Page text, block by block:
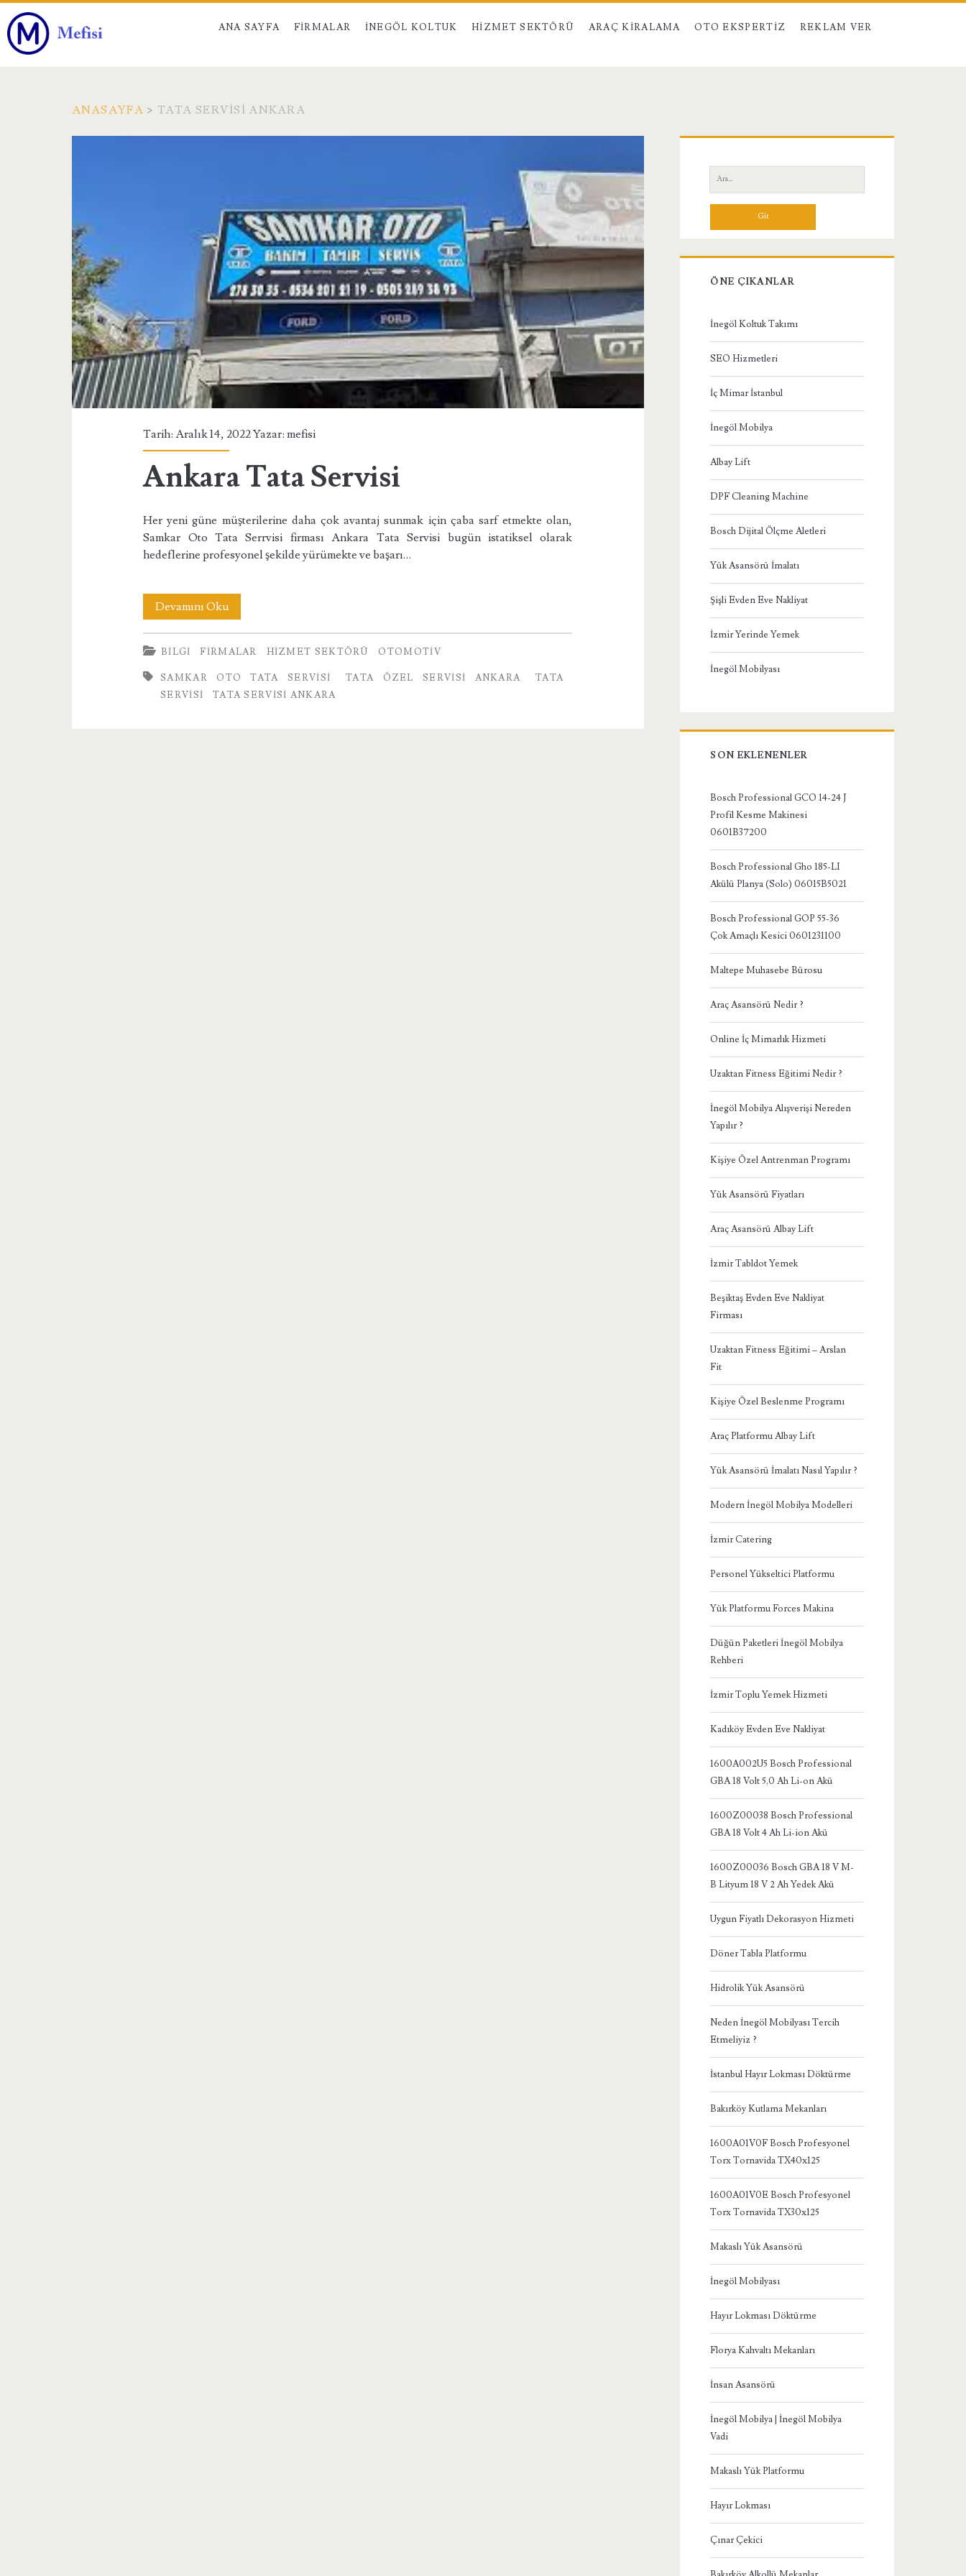
ANA SAYFA FIRMALAR İNEGÖL KOLTUK HIZMET SEKTÖRÜ ARAÇ KIRALAMA OTO EKSPERTIZ REKLAM VER
ANASAYFA > TATA SERVISI ANKARA
servisi
ankara</span>
Tarih: Aralık 14, 2022 Yazar:mefisi
Ankara Tata Servisi
Her yeni güne müşterilerine daha çok avantaj sunmak için çaba sarf etmekte olan,
Samkar Oto Tata Serrvisi firması Ankara Tata Servisi bugün istatiksel olarak
hedeflerine profesyonel şekilde yürümekte ve başarı…
Devamını OkuAnkara
Tata
Servisi
BILGI FIRMALAR HIZMET SEKTÖRÜ OTOMOTIV
SAMKAR OTO TATA SERVISI TATA ÖZEL SERVISI ANKARA
TATA
SERVISI
TATA SERVISI ANKARA
Yan
Menü
Ara:
ÖNE ÇIKANLAR
İnegöl Koltuk Takımı
SEO Hizmetleri
İç Mimar İstanbul
İnegöl Mobilya
Albay Lift
DPF Cleaning Machine
Bosch Dijital Ölçme Aletleri
Yük Asansörü İmalatı
Şişli Evden Eve Nakliyat
İzmir Yerinde Yemek
İnegöl Mobilyası
SON EKLENENLER
Bosch Professional GCO 14-24 J
Profil Kesme Makinesi
0601B37200
Bosch Professional Gho 185-LI
Akülü Planya (Solo) 06015B5021
Bosch Professional GOP 55-36
Çok Amaçlı Kesici 0601231100
Maltepe Muhasebe Bürosu
Araç Asansörü Nedir ?
Online İç Mimarlık Hizmeti
Uzaktan Fitness Eğitimi Nedir ?
İnegöl Mobilya Alışverişi Nereden
Yapılır ?
Kişiye Özel Antrenman Programı
Yük Asansörü Fiyatları
Araç Asansörü Albay Lift
İzmir Tabldot Yemek
Beşiktaş Evden Eve Nakliyat
Firması
Uzaktan Fitness Eğitimi – Arslan
Fit
Kişiye Özel Beslenme Programı
Araç Platformu Albay Lift
Yük Asansörü İmalatı Nasıl Yapılır ?
Modern İnegöl Mobilya Modelleri
İzmir Catering
Personel Yükseltici Platformu
Yük Platformu Forces Makina
Düğün Paketleri İnegöl Mobilya
Rehberi
İzmir Toplu Yemek Hizmeti
Kadıköy Evden Eve Nakliyat
1600A002U5 Bosch Professional
GBA 18 Volt 5,0 Ah Li-on Akü
1600Z00038 Bosch Professional
GBA 18 Volt 4 Ah Li-ion Akü
1600Z00036 Bosch GBA 18 V M-
B Lityum 18 V 2 Ah Yedek Akü
Uygun Fiyatlı Dekorasyon Hizmeti
Döner Tabla Platformu
Hidrolik Yük Asansörü
Neden İnegöl Mobilyası Tercih
Etmeliyiz ?
İstanbul Hayır Lokması Döktürme
Bakırköy Kutlama Mekanları
1600A01V0F Bosch Profesyonel
Torx Tornavida TX40x125
1600A01V0E Bosch Profesyonel
Torx Tornavida TX30x125
Makaslı Yük Asansörü
İnegöl Mobilyası
Hayır Lokması Döktürme
Florya Kahvaltı Mekanları
İnsan Asansörü
İnegöl Mobilya | İnegöl Mobilya
Vadi
Makaslı Yük Platformu
Hayır Lokması
Çınar Çekici